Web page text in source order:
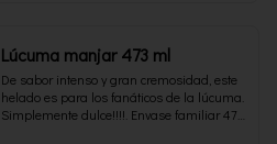
Lúcuma manjar 473 ml
De sabor intenso y gran cremosidad, este
helado es para los fanáticos de la lúcuma.
Simplemente dulce!!!!. Envase familiar 473